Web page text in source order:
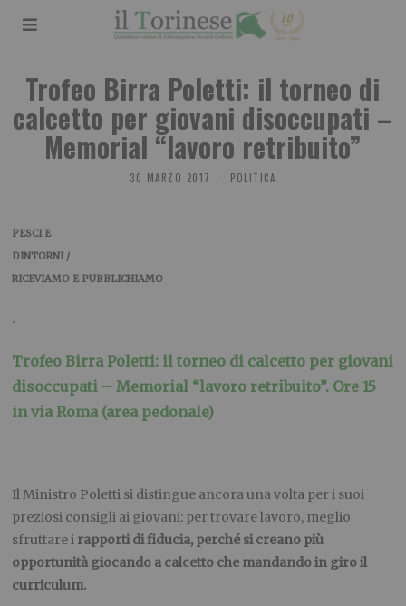
Trofeo Birra Poletti: il torneo di
calcetto per giovani disoccupati –
Memorial “lavoro retribuito”
30 MARZO 2017 POLITICA
PESCI E
DINTORNI /
RICEVIAMO E PUBBLICHIAMO
.
Trofeo Birra Poletti: il torneo di calcetto per giovani
disoccupati – Memorial “lavoro retribuito”. Ore 15
in via Roma (area pedonale)
Il Ministro Poletti si distingue ancora una volta per i suoi
preziosi consigli ai giovani: per trovare lavoro, meglio
sfruttare i rapporti di fiducia, perché si creano più
opportunità giocando a calcetto che mandando in giro il
curriculum.